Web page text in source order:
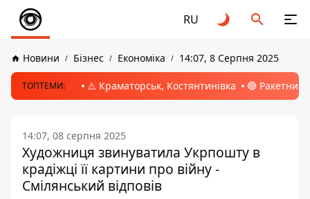
RU
Новини Бізнес Економіка 14:07, 8 Серпня 2025
ТОПТЕМИ: ⚠️ Краматорськ, Костянтинівка 🔴 Ракетний
14:07, 08 серпня 2025
Художниця звинуватила Укрпошту в
крадіжці її картини про війну -
Смілянський відповів